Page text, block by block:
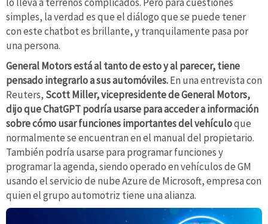
simples, la verdad es que el diálogo que se puede tener
con este chatbot es brillante, y tranquilamente pasa por
una persona.
General Motors está al tanto de esto y al parecer, tiene
pensado integrarlo a sus automóviles.En una entrevista con
Reuters, Scott Miller, vicepresidente de General Motors,
dijo que ChatGPT podría usarse para acceder a información
sobre cómo usar funciones importantes del vehículoque
normalmente se encuentran en el manual del propietario.
También podría usarse para programar funciones y
programar la agenda, siendo operado en vehículos de GM
usando el servicio de nube Azure de Microsoft, empresa con
quien el grupo automotriz tiene una alianza.